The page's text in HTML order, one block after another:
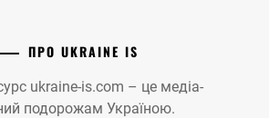
ПРО UKRAINE IS
ukraine-is.com – це медіа-
подорожам Україною.